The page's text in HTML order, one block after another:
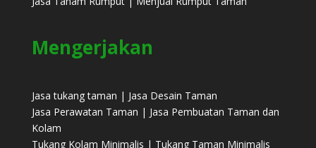
Mengerjakan
Jasa tukang taman | Jasa Desain Taman
Jasa Perawatan Taman | Jasa Pembuatan Taman dan
Kolam
Tukang Kolam Minimalis | Tukang Taman Minimalis